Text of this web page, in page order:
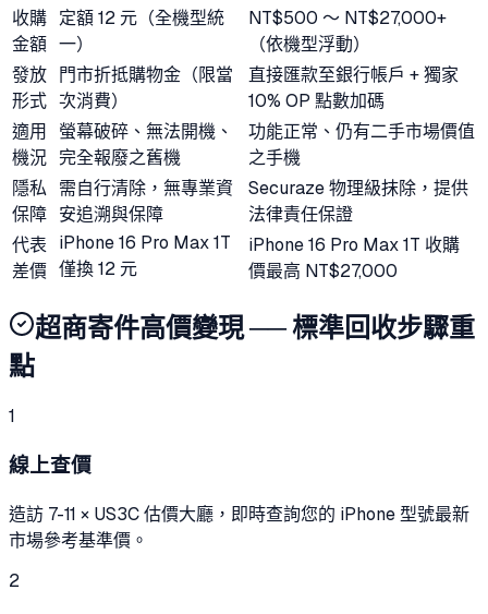
收購
金額
定額 12 元（全機型統
一）
NT$500 ～ NT$27,000+
（依機型浮動）
發放
形式
門市折抵購物金（限當
次消費）
直接匯款至銀行帳戶 + 獨家
10% OP 點數加碼
適用
機況
螢幕破碎、無法開機、
完全報廢之舊機
功能正常、仍有二手市場價值
之手機
隱私
保障
需自行清除，無專業資
安追溯與保障
Securaze 物理級抹除，提供
法律責任保證
代表
差價
iPhone 16 Pro Max 1T
僅換 12 元
iPhone 16 Pro Max 1T 收購
價最高 NT$27,000
超商寄件高價變現 ── 標準回收步驟重
點
1
線上查價
造訪 7-11 × US3C 估價大廳，即時查詢您的 iPhone 型號最新
市場參考基準價。
2